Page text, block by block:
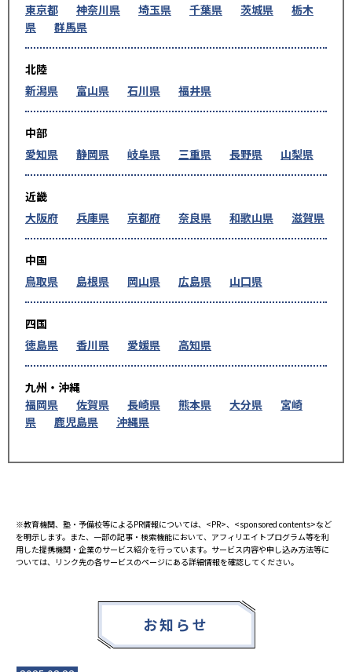
東京都
神奈川県 埼玉県 千葉県 茨城県
栃木
県
群馬県
北陸
新潟県
富山県 石川県 福井県
中部
愛知県
静岡県 岐阜県 三重県 長野県 山梨県
近畿
大阪府
兵庫県 京都府 奈良県 和歌山県 滋賀県
中国
鳥取県
島根県 岡山県 広島県 山口県
四国
徳島県
香川県 愛媛県 高知県
九州・沖縄
福岡県
佐賀県 長崎県 熊本県 大分県
宮崎
県
鹿児島県 沖縄県
※教育機関、塾・予備校等によるPR情報については、<PR>、<sponsored contents>など
を明示します。また、一部の記事・検索機能において、アフィリエイトプログラム等を利
用した提携機関・企業のサービス紹介を行っています。サービス内容や申し込み方法等に
ついては、リンク先の各サービスのページにある詳細情報を確認してください。
お知らせ